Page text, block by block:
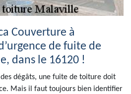
Couverture à
de fuite de
dans le 16120 !
dégâts, une fuite de toiture doit
Mais il faut toujours bien identifier